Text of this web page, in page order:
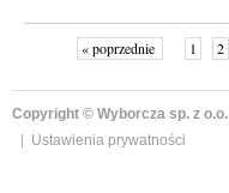
« poprzednie 1 2
Copyright © Wyborcza sp. z o.o.
Ustawienia prywatności